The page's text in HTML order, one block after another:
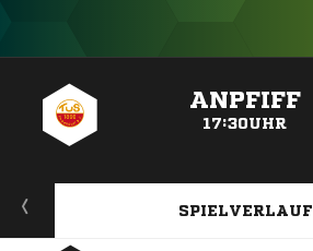
ANPFIFF
17:30UHR
SPIELVERLAUF